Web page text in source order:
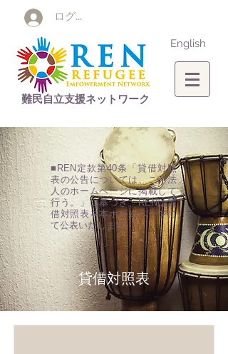
ログイン
English
難民自立支援ネットワーク
■REN定款第40条「貸借対照
表の公告については、この法
人のホームページに掲載して
行う。」に基づき、RENは貸
借対照表を本ホームページに
て公表いたします。
​貸借対照表